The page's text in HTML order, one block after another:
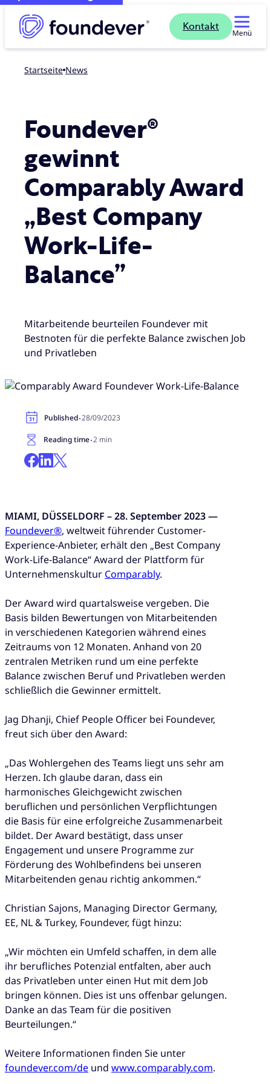
Kontakt
Menü
Startseite news
Foundever®
gewinnt
Comparably Award
„Best Company
Work-Life-
Balance”
Mitarbeitende beurteilen Foundever mit
Bestnoten für die perfekte Balance zwischen Job
und Privatleben
Published·28/09/2023
Reading time·2 min
MIAMI, DÜSSELDORF – 28. September 2023 —
Foundever®, weltweit führender Customer-
Experience-Anbieter, erhält den „Best Company
Work-Life-Balance“ Award der Plattform für
Unternehmenskultur Comparably.
Der Award wird quartalsweise vergeben. Die
Basis bilden Bewertungen von Mitarbeitenden
in verschiedenen Kategorien während eines
Zeitraums von 12 Monaten. Anhand von 20
zentralen Metriken rund um eine perfekte
Balance zwischen Beruf und Privatleben werden
schließlich die Gewinner ermittelt.
Jag Dhanji, Chief People Officer bei Foundever,
freut sich über den Award:
„Das Wohlergehen des Teams liegt uns sehr am
Herzen. Ich glaube daran, dass ein
harmonisches Gleichgewicht zwischen
beruflichen und persönlichen Verpflichtungen
die Basis für eine erfolgreiche Zusammenarbeit
bildet. Der Award bestätigt, dass unser
Engagement und unsere Programme zur
Förderung des Wohlbefindens bei unseren
Mitarbeitenden genau richtig ankommen.“
Christian Sajons, Managing Director Germany,
EE, NL & Turkey, Foundever, fügt hinzu:
„Wir möchten ein Umfeld schaffen, in dem alle
ihr berufliches Potenzial entfalten, aber auch
das Privatleben unter einen Hut mit dem Job
bringen können. Dies ist uns offenbar gelungen.
Danke an das Team für die positiven
Beurteilungen.“
Weitere Informationen finden Sie unter
foundever.com/de und www.comparably.com.